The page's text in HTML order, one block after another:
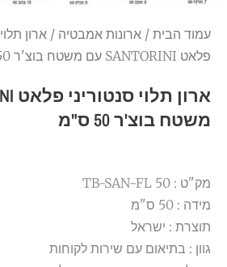
עמוד הבית / ארונות אמבטיה / ארון תלוי
פלאט SANTORINI עם משטח בוצ'ר 50 ס"מ
משטח בוצ'ר 50 ס"מ
מק"ט : TB-SAN-FL 50
מידה : 50 ס"מ
תוצרת : ישראל
גוון : בתיאום עם שירות לקוחות